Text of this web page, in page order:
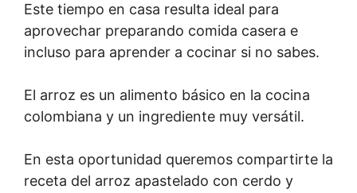
Este tiempo en casa resulta ideal para
aprovechar preparando comida casera e
incluso para aprender a cocinar si no sabes.
El arroz es un alimento básico en la cocina
colombiana y un ingrediente muy versátil.
En esta oportunidad queremos compartirte la
receta del arroz apastelado con cerdo y